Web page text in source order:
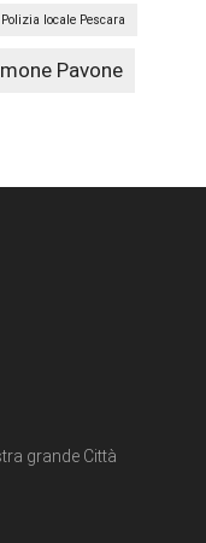
Polizia locale Pescara
Pavone
grande Città